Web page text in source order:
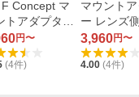
F Concept マ
トアダプター
（レンズ
イカR/ボディ
イカM）
円〜
(4件)
マウント
ー レンズ
F ボディ
M
3,960円〜
4.00 (4件)